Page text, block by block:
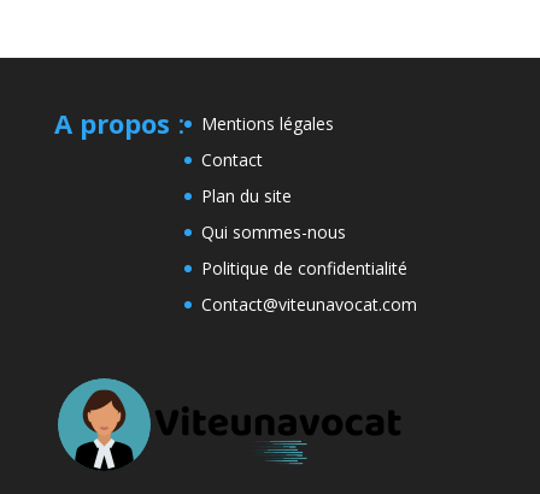
A propos :
Mentions légales
Contact
Plan du site
Qui sommes-nous
Politique de confidentialité
Contact@viteunavocat.com